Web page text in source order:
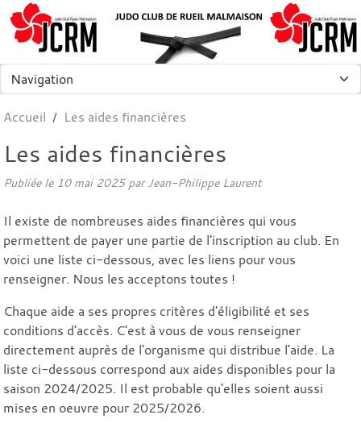
Accueil Les aides financières
Les aides financières
Publiée le 10 mai 2025par Jean-Philippe Laurent
Il existe de nombreuses aides financières qui vous
permettent de payer une partie de l'inscription au club. En
voici une liste ci-dessous, avec les liens pour vous
renseigner. Nous les acceptons toutes !
Chaque aide a ses propres critères d'éligibilité et ses
conditions d'accès. C'est à vous de vous renseigner
directement auprès de l'organisme qui distribue l'aide. La
liste ci-dessous correspond aux aides disponibles pour la
saison 2024/2025. Il est probable qu'elles soient aussi
mises en oeuvre pour 2025/2026.
Panneau de gestion des cookies